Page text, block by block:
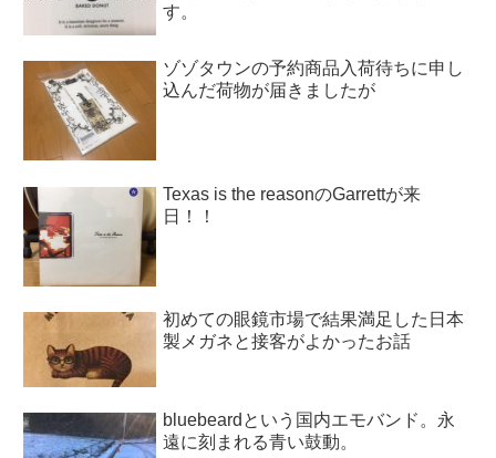
す。
ゾゾタウンの予約商品入荷待ちに申し
込んだ荷物が届きましたが
Texas is the reasonのGarrettが来
日！！
初めての眼鏡市場で結果満足した日本
製メガネと接客がよかったお話
bluebeardという国内エモバンド。永
遠に刻まれる青い鼓動。